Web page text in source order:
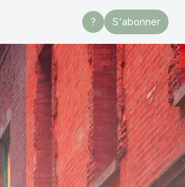
? S'abonner